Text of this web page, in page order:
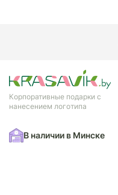
Корпоративные подарки с
нанесением логотипа
В наличии в Минске